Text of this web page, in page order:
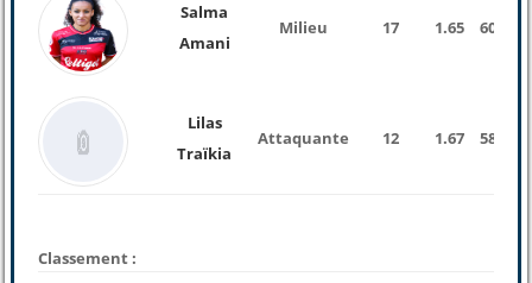
Salma
Amani
Milieu 17 1.65 60 Kg
Lilas
Traïkia
Attaquante 12 1.67 58 Kg
Classement :